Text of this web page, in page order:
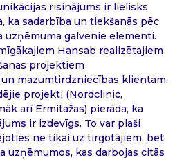
risinājums ir lielisks
ka sadarbība un tiekšanās pēc
uzņēmuma galvenie elementi.
Hansab realizētajiem
projektiem
mazumtirdzniecības klientam.
projekti (Nordclinic,
arī Ermitažas) pierāda, ka
ir izdevīgs. To var plaši
ne tikai uz tirgotājiem, bet
uzņēmumos, kas darbojas citās